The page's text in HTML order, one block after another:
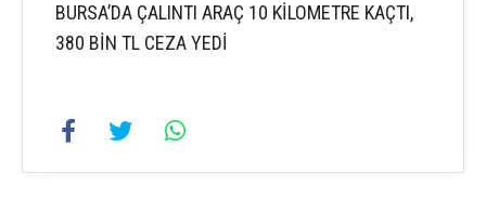
BURSA’DA ÇALINTI ARAÇ 10 KİLOMETRE KAÇTI,
380 BİN TL CEZA YEDİ